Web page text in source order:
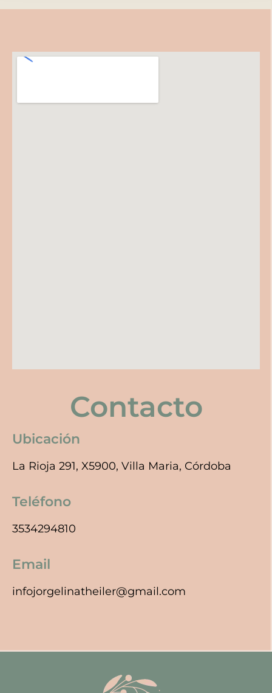
Contacto
Ubicación
La Rioja 291, X5900, Villa Maria, Córdoba
Teléfono
3534294810
Email
infojorgelinatheiler@gmail.com